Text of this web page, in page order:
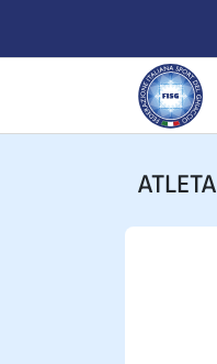
ATLETA